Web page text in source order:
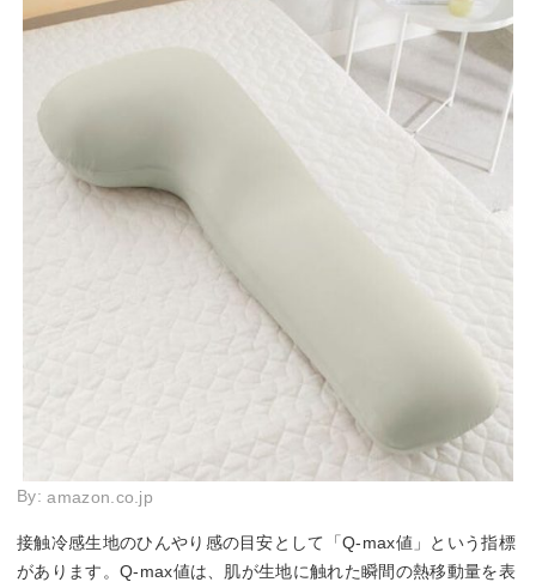
By:amazon.co.jp
接触冷感生地のひんやり感の目安として「Q-max値」という指標
があります。Q-max値は、肌が生地に触れた瞬間の熱移動量を表